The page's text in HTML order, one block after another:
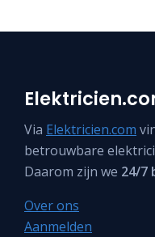
Via Elektricien.com
betrouwbare
Daarom zijn we 24/7
Over ons
Aanmelden